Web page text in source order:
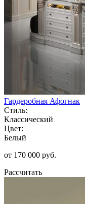
Гардеробная Афогнак
Стиль:
Классический
Цвет:
Белый
от 170 000 руб.
Рассчитать